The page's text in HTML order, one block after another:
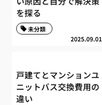
を探る
2025.09.01
未分類
戸建てとマンションユ
ニットバス交換費用の
違い